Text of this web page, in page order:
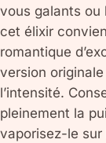
vous galants ou
cet élixir
romantique
version
l’intensité.
pleinement la
vaporisez-le sur